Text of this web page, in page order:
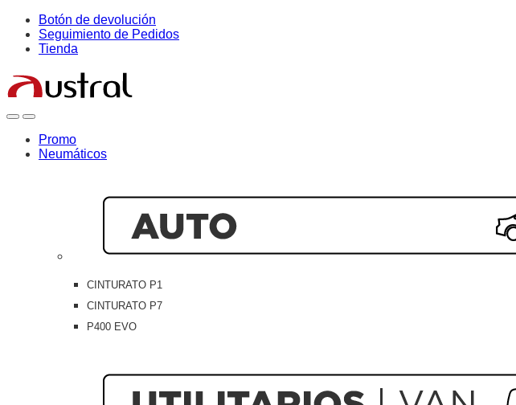
Skip
navigation
Skip
content
Botón de devolución
Seguimiento de Pedidos
Tienda
OpenClose
Promo
Neumáticos
CINTURATO P1
CINTURATO P7
P400 EVO